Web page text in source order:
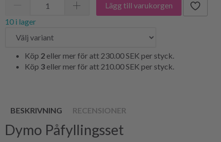
Lägg till varukorgen
10 i lager
Köp 2 eller mer för att 230.00 SEK per styck.
Köp 3 eller mer för att 210.00 SEK per styck.
BESKRIVNING RECENSIONER
Dymo Påfyllingsset